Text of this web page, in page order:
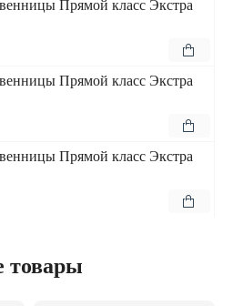
Прямой класс Экстра
Прямой класс Экстра
Прямой класс Экстра
товары